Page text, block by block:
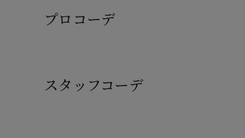
プロコーデ
スタッフコーデ